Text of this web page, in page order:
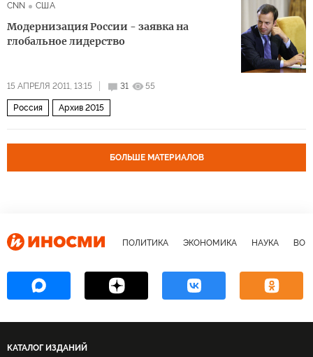
CNN
США
Модернизация России - заявка на
глобальное лидерство
15 АПРЕЛЯ 2011, 13:15 31 55
Россия Архив 2015
БОЛЬШЕ МАТЕРИАЛОВ
ПОЛИТИКА ЭКОНОМИКА НАУКА
КАТАЛОГ ИЗДАНИЙ